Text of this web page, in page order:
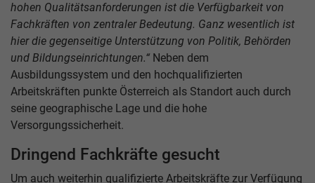
hohen Qualitätsanforderungen ist die Verfügbarkeit von
Fachkräften von zentraler Bedeutung. Ganz wesentlich ist
hier die gegenseitige Unterstützung von Politik, Behörden
und Bildungseinrichtungen.“ Neben dem
Ausbildungssystem und den hochqualifizierten
Arbeitskräften punkte Österreich als Standort auch durch
seine geographische Lage und die hohe
Versorgungssicherheit.
Dringend Fachkräfte gesucht
Um auch weiterhin qualifizierte Arbeitskräfte zur Verfügung